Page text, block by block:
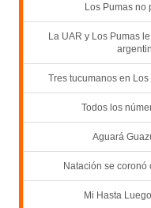
Los Pumas no
La UAR y Los Pumas
Tres tucumanos en
Todos los
Aguará
Natación se coronó
Mi Hasta